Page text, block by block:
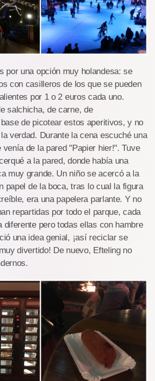
por una opción muy holandesa: se
con casilleros de los que se pueden
por 1 o 2 euros cada uno.
salchicha, de carne, de
de picotear estos aperitivos, y no
verdad. Durante la cena escuché una
de la pared "Papier hier!". Tuve
a la pared, donde había una
muy grande. Un niño se acercó a la
papel de la boca, tras lo cual la figura
era una papelera parlante. Y no
repartidas por todo el parque, cada
diferente pero todas ellas con hambre
una idea genial, ¡así reciclar se
divertido! De nuevo, Efteling no